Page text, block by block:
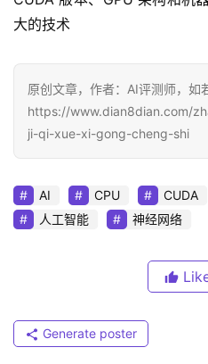
大的技术
原创文章，作者：AI评测师，如
https://www.dian8dian.com/
ji-qi-xue-xi-gong-cheng-shi
AI CPU CUDA
人工智能
神经网络
Generate poster